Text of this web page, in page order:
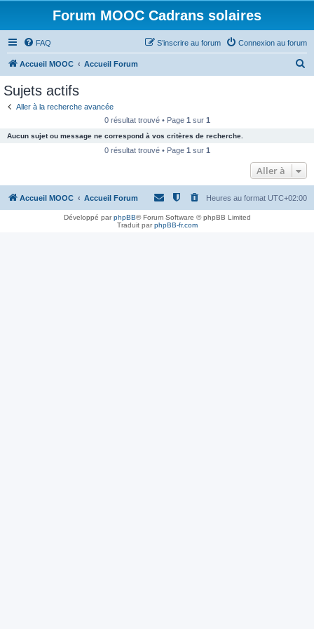
Forum MOOC Cadrans solaires
FAQ Connexion au forum
S’inscrire au forum
Accueil MOOC Accueil Forum
c
e
Sujets actifs
Aller à la recherche avancée
0 résultat trouvé • Page 1 sur 1
Aucun sujet ou message ne correspond à vos critères de recherche.
0 résultat trouvé • Page 1 sur 1
Aller à
Accueil MOOC Accueil Forum Heures au format UTC+02:00
Développé parphpBB® Forum Software © phpBB Limited
Traduit parphpBB-fr.com